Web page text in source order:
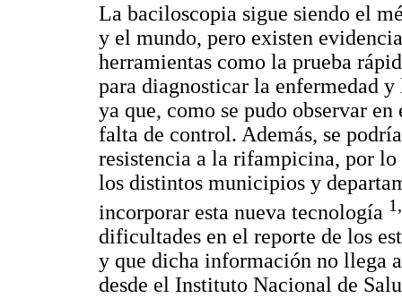
La baciloscopia sigue siendo el
y el mundo, pero existen
herramientas como la prueba
para diagnosticar la enfermedad
ya que, como se pudo observar
falta de control. Además, se
resistencia a la rifampicina, por lo
los distintos municipios y
incorporar esta nueva tecnología
dificultades en el reporte de los
y que dicha información no llega
desde el Instituto Nacional de